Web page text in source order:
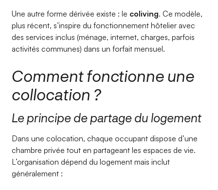
Une autre forme dérivée existe : le coliving. Ce modèle,
plus récent, s’inspire du fonctionnement hôtelier avec
des services inclus (ménage, internet, charges, parfois
activités communes) dans un forfait mensuel.
Comment fonctionne une
collocation ?
Le principe de partage du logement
Dans une colocation, chaque occupant dispose d’une
chambre privée tout en partageant les espaces de vie.
L’organisation dépend du logement mais inclut
généralement :